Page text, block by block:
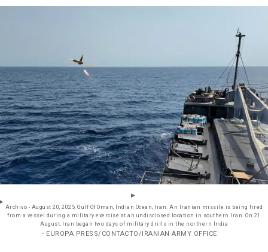
Archivo - August 20, 2025, Gulf Of Oman, Indian Ocean, Iran: An Iranian missile is being fired
from a vessel during a military exercise at an undisclosed location in southern Iran. On 21
August, Iran began two days of military drills in the northern India
- EUROPA PRESS/CONTACTO/IRANIAN ARMY OFFICE